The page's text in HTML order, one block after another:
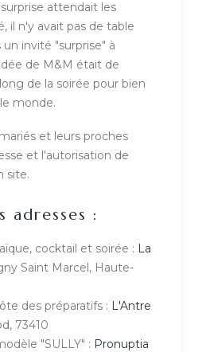
attendait les
il n'y avait pas de table
invité "surprise" à
de M&M était de
de la soirée pour bien
monde.
et leurs proches
et l'autorisation de
site.
adresses :
cocktail et soirée : La
Saint Marcel, Haute-
des préparatifs : L'Antre
73410
"SULLY" : Pronuptia